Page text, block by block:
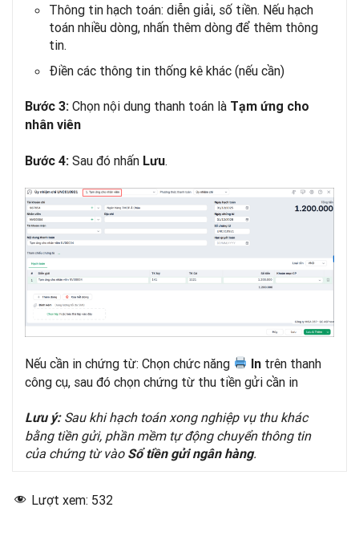
Thông tin hạch toán: diễn giải, số tiền. Nếu hạch
toán nhiều dòng, nhấn thêm dòng để thêm thông
tin.
Điền các thông tin thống kê khác (nếu cần)
Bước 3: Chọn nội dung thanh toán là Tạm ứng cho
nhân viên
Bước 4: Sau đó nhấn Lưu.
Nếu cần in chứng từ: Chọn chức năng In trên thanh
công cụ, sau đó chọn chứng từ thu tiền gửi cần in
Lưu ý:Sau khi hạch toán xong nghiệp vụ thu khác
bằng tiền gửi, phần mềm tự động chuyển thông tin
của chứng từ vào Sổ tiền gửi ngân hàng.
Lượt xem: 532